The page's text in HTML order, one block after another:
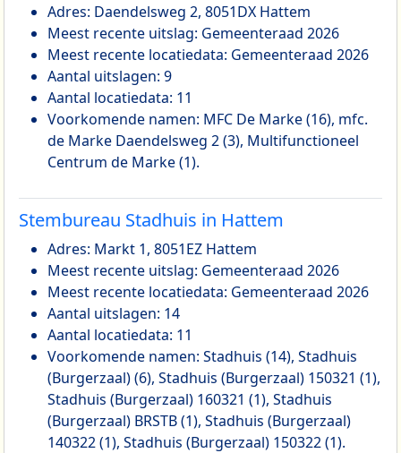
Adres: Daendelsweg 2, 8051DX Hattem
Meest recente uitslag: Gemeenteraad 2026
Meest recente locatiedata: Gemeenteraad 2026
Aantal uitslagen: 9
Aantal locatiedata: 11
Voorkomende namen: MFC De Marke (16), mfc.
de Marke Daendelsweg 2 (3), Multifunctioneel
Centrum de Marke (1).
Stembureau Stadhuis in Hattem
Adres: Markt 1, 8051EZ Hattem
Meest recente uitslag: Gemeenteraad 2026
Meest recente locatiedata: Gemeenteraad 2026
Aantal uitslagen: 14
Aantal locatiedata: 11
Voorkomende namen: Stadhuis (14), Stadhuis
(Burgerzaal) (6), Stadhuis (Burgerzaal) 150321 (1),
Stadhuis (Burgerzaal) 160321 (1), Stadhuis
(Burgerzaal) BRSTB (1), Stadhuis (Burgerzaal)
140322 (1), Stadhuis (Burgerzaal) 150322 (1).